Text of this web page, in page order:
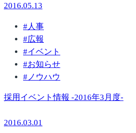
2016.05.13
# 人事
#広報
#イベント
#お知らせ
# ノウハウ
採用イベント情報 -2016年3月度-
2016.03.01